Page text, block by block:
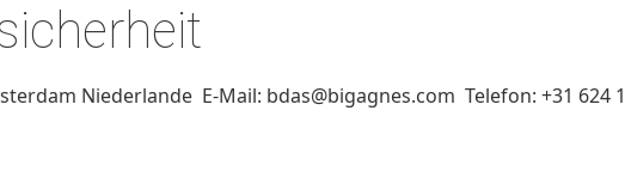
Niederlande E-Mail: bdas@bigagnes.com Telefon: +31